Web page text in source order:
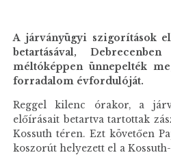
A járványügyi szigorítások
betartásával,
méltóképpen ünnepelték
forradalom évfordulóját.
Reggel kilenc órakor, a
előírásait betartva tartottak
Kossuth téren. Ezt követően
koszorút helyezett el a